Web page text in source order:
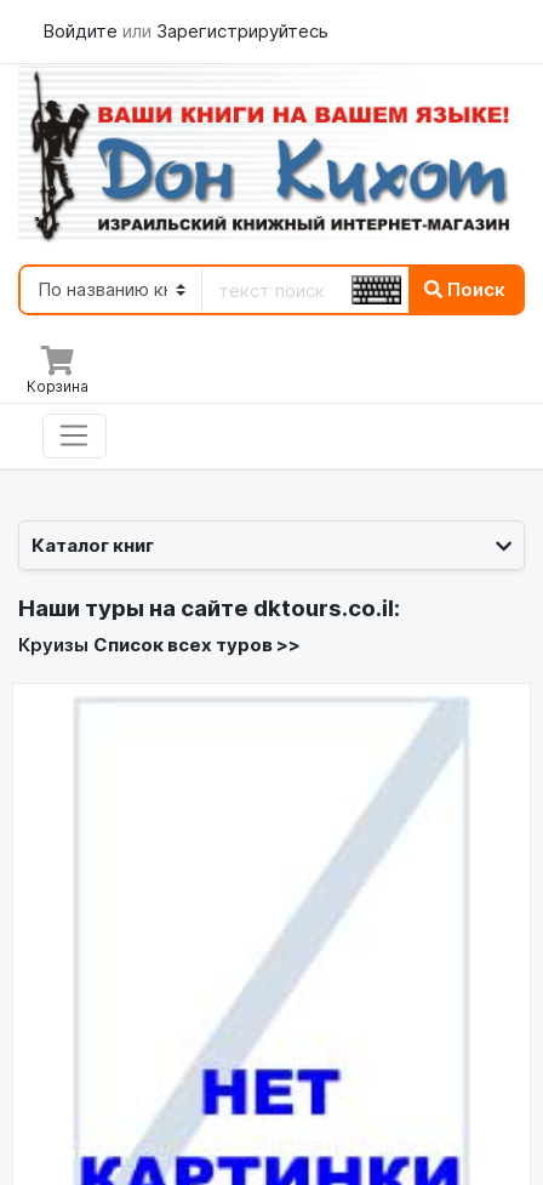
Войдите или Зарегистрируйтесь
Поиск
Корзина
Каталог книг
Наши туры на сайте dktours.co.il:
Круизы Список всех туров >>